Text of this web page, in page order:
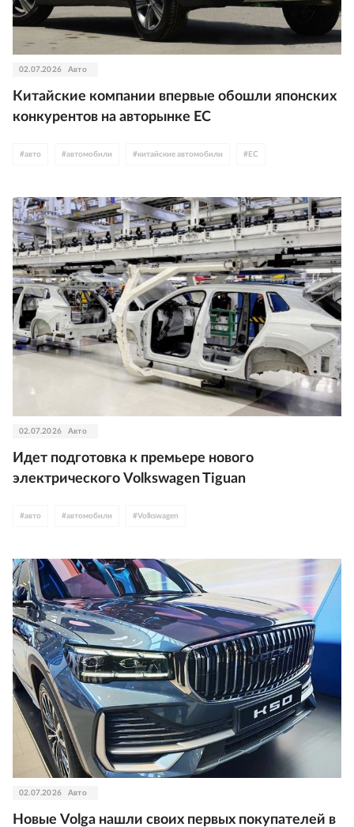
02.07.2026 Авто
Китайские компании впервые обошли японских
конкурентов на авторынке ЕС
#авто #автомобили #китайские автомобили # ЕС
02.07.2026 Авто
Идет подготовка к премьере нового
электрического Volkswagen Tiguan
#авто #автомобили #Volkswagen
02.07.2026 Авто
Новые Volga нашли своих первых покупателей в